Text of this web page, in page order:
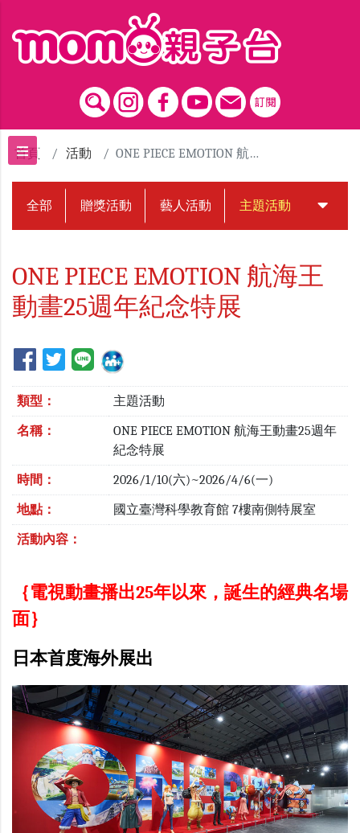
首頁 活動 ONE PIECE EMOTION 航海王動畫25週年紀念特展
全部 贈獎活動 藝人活動 主題活動 中獎名
ONE PIECE EMOTION 航海王
動畫25週年紀念特展
類型： 主題活動
名稱：
ONE PIECE EMOTION 航海王動畫25週年
紀念特展
時間： 2026/1/10(六)~2026/4/6(一)
地點： 國立臺灣科學教育館 7樓南側特展室
活動內容：
｛電視動畫播出25年以來，誕生的經典名場
面｝
日本首度海外展出